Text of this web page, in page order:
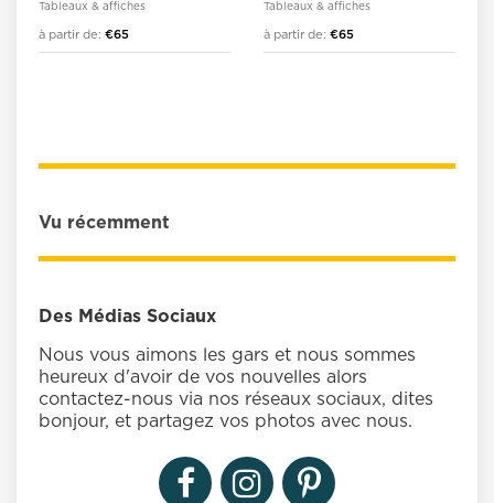
Tableaux & affiches
à partir de: €65
Tableaux & affiches
à partir de: €65
Vu récemment
Des Médias Sociaux
Nous vous aimons les gars et nous sommes
heureux d'avoir de vos nouvelles alors
contactez-nous via nos réseaux sociaux, dites
bonjour, et partagez vos photos avec nous.